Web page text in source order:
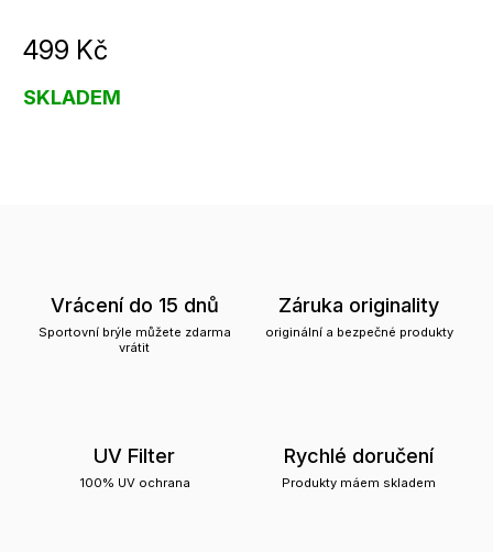
499 Kč
SKLADEM
Vrácení do 15 dnů
Sportovní brýle můžete zdarma
vrátit
Záruka originality
originální a bezpečné produkty
UV Filter
100% UV ochrana
Rychlé doručení
Produkty máem skladem